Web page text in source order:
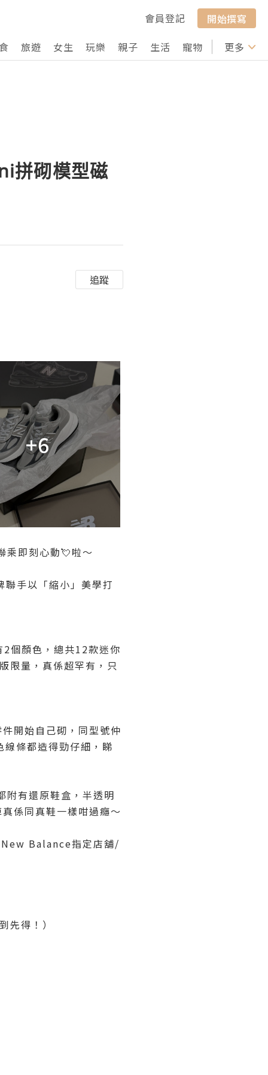
會員登記
開始撰寫
旅遊 女生 玩樂 親子 生活 寵物 行山 打卡
更多
拼砌模型磁
追蹤
+6
即刻心動💘啦～
手以「縮小」美學打
個顏色，總共12款迷你
限量，真係超罕有，只
開始自己砌，同型號仲
條都造得勁仔細，睇
附有還原鞋盒，半透明
係同真鞋一樣咁過癮～
Balance指定店舖/
得！）